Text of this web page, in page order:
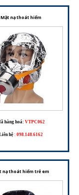
Mặt nạ thoát hiểm
hàng hoá: VTPC062
hệ : 098.148.6162
nạ thoát hiểm trẻ em